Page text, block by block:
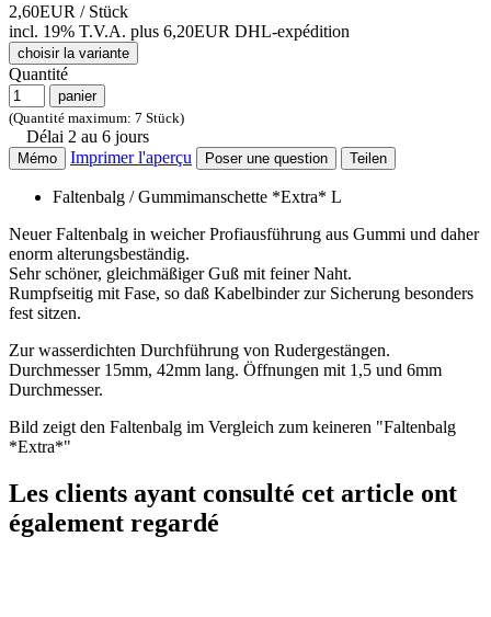
2,60EUR / Stück
incl. 19% T.V.A. plus 6,20EUR DHL-expédition
choisir la variante
Quantité
panier
(Quantité maximum: 7 Stück)
Délai 2 au 6 jours
Mémo Imprimer l'aperçu Poser une question Teilen
Faltenbalg / Gummimanschette *Extra* L
Neuer Faltenbalg in weicher Profiausführung aus Gummi und daher
enorm alterungsbeständig.
Sehr schöner, gleichmäßiger Guß mit feiner Naht.
Rumpfseitig mit Fase, so daß Kabelbinder zur Sicherung besonders
fest sitzen.
Zur wasserdichten Durchführung von Rudergestängen.
Durchmesser 15mm, 42mm lang. Öffnungen mit 1,5 und 6mm
Durchmesser.
Bild zeigt den Faltenbalg im Vergleich zum keineren "Faltenbalg
*Extra*"
Les clients ayant consulté cet article ont
également regardé